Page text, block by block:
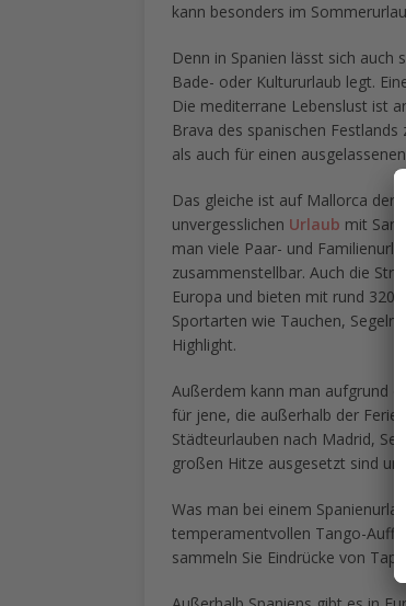
kann besonders im
Denn in Spanien lässt sich
Bade- oder Kultururlaub legt.
Die mediterrane Lebenslust ist
Brava des spanischen
als auch für einen
Das gleiche ist auf Mallorca der
unvergesslichen Urlaub mit
man viele Paar- und
zusammenstellbar. Auch die
Europa und bieten mit rund 320
Sportarten wie Tauchen,
Highlight.
Außerdem kann man aufgrund
für jene, die außerhalb der
Städteurlauben nach Madrid,
großen Hitze ausgesetzt sind
Was man bei einem
temperamentvollen Tango-
sammeln Sie Eindrücke von